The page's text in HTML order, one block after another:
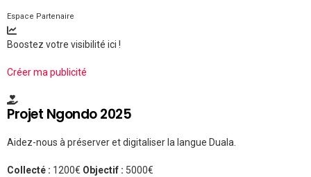
Espace Partenaire
Boostez votre visibilité ici !
Créer ma publicité
Projet Ngondo 2025
Aidez-nous à préserver et digitaliser la langue Duala.
Collecté : 1200€ Objectif : 5000€